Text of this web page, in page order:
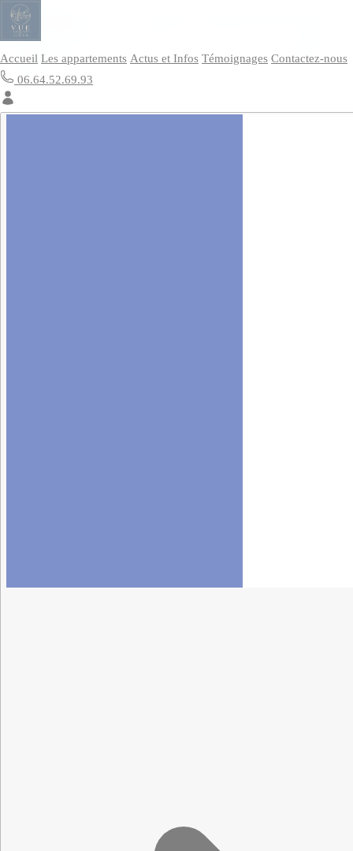
Accueil Les appartements Actus et Infos Témoignages Contactez-nous
06.64.52.69.93
Panneau de gestion des cookies